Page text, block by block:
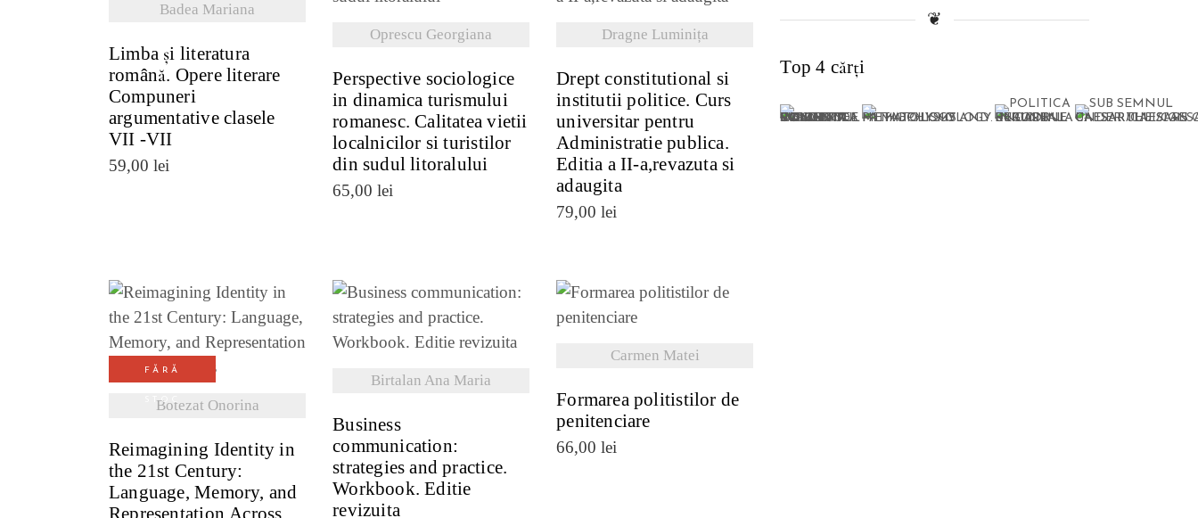
Badea Mariana
Limba și literatura
română. Opere literare
Compuneri
argumentative clasele
VII -VII
59,00 lei
Oprescu Georgiana
Perspective sociologice
in dinamica turismului
romanesc. Calitatea vietii
localnicilor si turistilor
din sudul litoralului
65,00lei
Dragne Luminița
Drept constitutional si
institutii politice. Curs
universitar pentru
Administratie publica.
Editia a II-a,revazuta si
adaugita
79,00lei
FĂRĂ
STOC
Botezat Onorina
VEZI DETALII
Reimagining Identity in
the 21st Century:
Language, Memory, and
Birtalan Ana Maria
VEZI DETALII
Business
communication:
strategies and practice.
Workbook. Editie
revizuita
Carmen Matei
VEZI DETALII
Formarea politistilor de
penitenciare
66,00lei
❦
Top 4 cărți